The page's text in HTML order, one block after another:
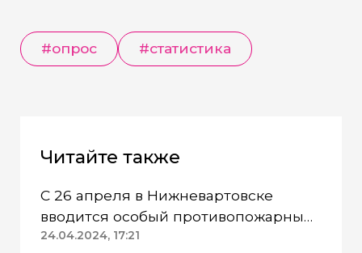
#опрос #статистика
Читайте также
С 26 апреля в Нижневартовске
вводится особый противопожарный
режим
24.04.2024, 17:21